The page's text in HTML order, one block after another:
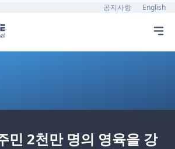
공지사항 English
민 2천만 명의 영육을 강